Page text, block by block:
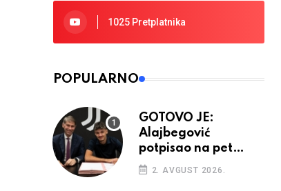
1025 Pretplatnika
POPULARNO
GOTOVO JE:
Alajbegović
potpisao na pet
godina
2. AVGUST 2026.